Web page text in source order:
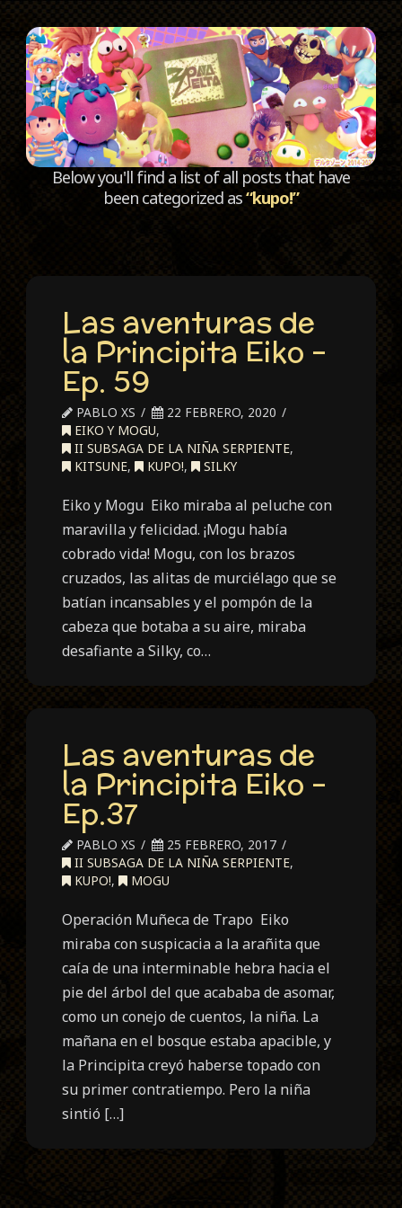
Below you'll find a list of all posts that have
been categorized as“kupo!”
Las aventuras de
la Principita Eiko –
Ep. 59
PABLO XS
22 FEBRERO, 2020
EIKO Y MOGU,
II SUBSAGA DE LA NIÑA SERPIENTE,
KITSUNE, KUPO!, SILKY
Eiko y Mogu Eiko miraba al peluche con
maravilla y felicidad. ¡Mogu había
cobrado vida! Mogu, con los brazos
cruzados, las alitas de murciélago que se
batían incansables y el pompón de la
cabeza que botaba a su aire, miraba
desafiante a Silky, co…
Las aventuras de
la Principita Eiko –
Ep.37
PABLO XS
25 FEBRERO, 2017
II SUBSAGA DE LA NIÑA SERPIENTE,
KUPO!, MOGU
Operación Muñeca de Trapo Eiko
miraba con suspicacia a la arañita que
caía de una interminable hebra hacia el
pie del árbol del que acababa de asomar,
como un conejo de cuentos, la niña. La
mañana en el bosque estaba apacible, y
la Principita creyó haberse topado con
su primer contratiempo. Pero la niña
sintió […]